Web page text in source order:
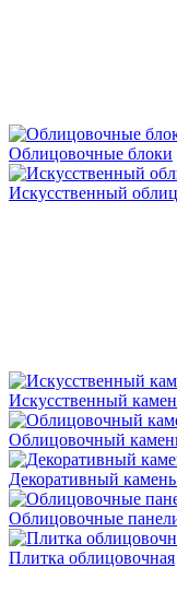
Облицовочные блоки
Искусственный
Искусственный
Облицовочный
Декоративный
Облицовочные
Плитка облицовочная